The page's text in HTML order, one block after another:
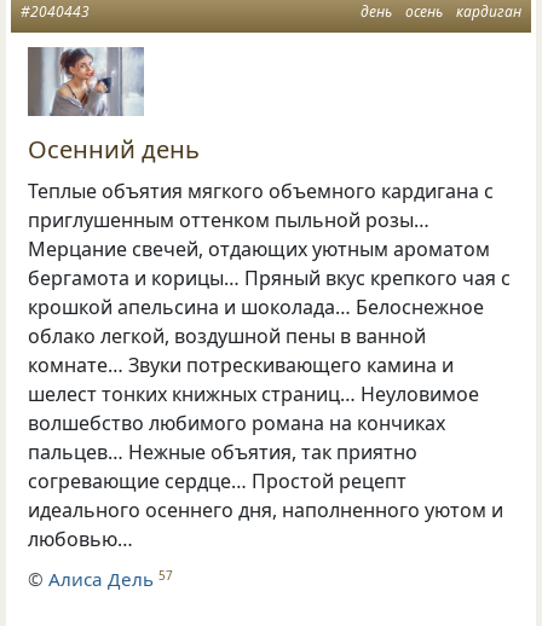
день осень кардиган
#2040443
Осенний день
Теплые объятия мягкого объемного кардигана с
приглушенным оттенком пыльной розы…
Мерцание свечей, отдающих уютным ароматом
бергамота и корицы… Пряный вкус крепкого чая с
крошкой апельсина и шоколада… Белоснежное
облако легкой, воздушной пены в ванной
комнате… Звуки потрескивающего камина и
шелест тонких книжных страниц… Неуловимое
волшебство любимого романа на кончиках
пальцев… Нежные объятия, так приятно
согревающие сердце… Простой рецепт
идеального осеннего дня, наполненного уютом и
любовью…
©Алиса Дель 57